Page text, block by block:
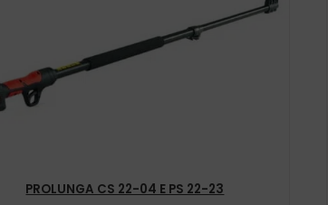
PROLUNGA CS 22-04 E PS 22-23